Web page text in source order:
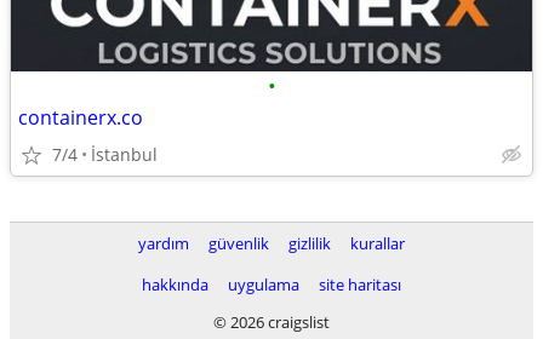
•
containerx.co
7/4 İstanbul
yardım güvenlik gizlilik
kurallar
hakkında
uygulama
site haritası
© 2026 craigslist